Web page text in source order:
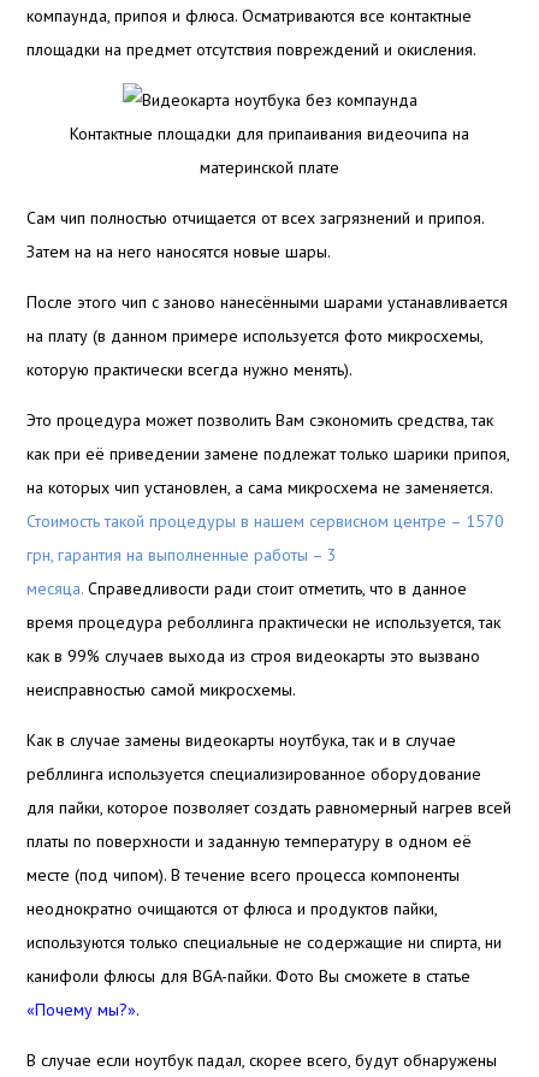
компаунда, припоя и флюса. Осматриваются все контактные
площадки на предмет отсутствия повреждений и окисления.
Контактные площадки для припаивания видеочипа на
материнской плате
Сам чип полностью отчищается от всех загрязнений и припоя.
Затем на на него наносятся новые шары.
После этого чип с заново нанесёнными шарами устанавливается
на плату (в данном примере используется фото микросхемы,
которую практически всегда нужно менять).
Это процедура может позволить Вам сэкономить средства, так
как при её приведении замене подлежат только шарики припоя,
на которых чип установлен, а сама микросхема не заменяется.
Стоимость такой процедуры в нашем сервисном центре – 1570
грн, гарантия на выполненные работы – 3
месяца. Справедливости ради стоит отметить, что в данное
время процедура реболлинга практически не используется, так
как в 99% случаев выхода из строя видеокарты это вызвано
неисправностью самой микросхемы.
Как в случае замены видеокарты ноутбука, так и в случае
ребллинга используется специализированное оборудование
для пайки, которое позволяет создать равномерный нагрев всей
платы по поверхности и заданную температуру в одном её
месте (под чипом). В течение всего процесса компоненты
неоднократно очищаются от флюса и продуктов пайки,
используются только специальные не содержащие ни спирта, ни
канифоли флюсы для BGA-пайки. Фото Вы сможете в статье
«Почему мы?».
В случае если ноутбук падал, скорее всего, будут обнаружены